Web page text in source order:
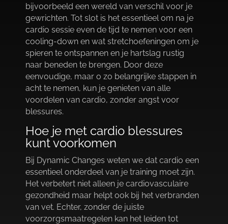
bijvoorbeeld een wereld van verschil voor je
gewrichten.​ Tot slot is het essentieel om na je
cardio sessie even de tijd te nemen voor een
cooling-down en wat stretchoefeningen om je
spieren te ontspannen en je hartslag rustig
naar beneden te brengen.​ Door deze
eenvoudige, maar o zo belangrijke stappen in
acht te nemen, kun je genieten van alle
voordelen van cardio, zonder angst voor
blessures.​
Hoe je met cardio blessures
kunt voorkomen
Bij Dynamic Changes weten we dat cardio een
essentieel onderdeel van je training moet zijn.​
Het verbetert niet alleen je cardiovasculaire
gezondheid maar helpt ook bij het verbranden
van vet.​ Echter, zonder de juiste
voorzorgsmaatregelen kan het leiden tot